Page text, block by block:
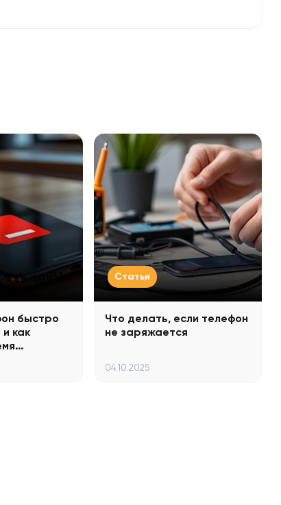
быстро
как
Статьи
Что делать, если телефон
не заряжается
04.10.2025